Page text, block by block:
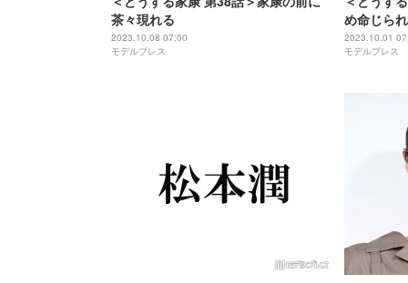
茶々現れる
2023.10.08 07:00
モデルプレス
め命じら
2023.10.01
モデルプレス